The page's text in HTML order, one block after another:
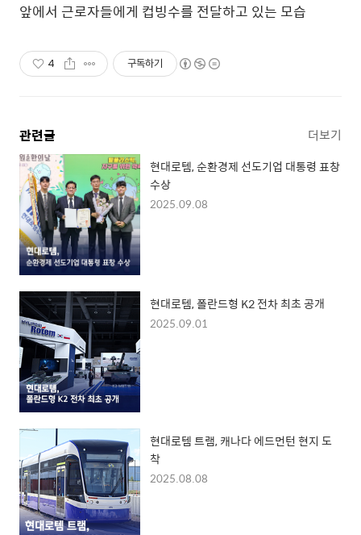
앞에서 근로자들에게 컵빙수를 전달하고 있는 모습
4 구독하기
관련글 더보기
현대로템, 순환경제 선도기업 대통령 표창
수상
2025.09.08
현대로템, 폴란드형 K2 전차 최초 공개
2025.09.01
현대로템 트램, 캐나다 에드먼턴 현지 도
착
2025.08.08